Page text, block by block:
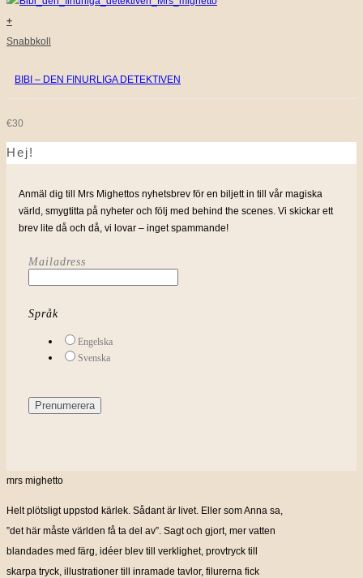
+
Snabbkoll
BIBI – DEN FINURLIGA DETEKTIVEN
€30
Hej!
Anmäl dig till Mrs Mighettos nyhetsbrev för en biljett in till vår magiska
värld, smygtitta på nyheter och följ med behind the scenes. Vi skickar ett
brev lite då och då, vi lovar – inget spammande!
Mailadress
Språk
Engelska
Svenska
mrs mighetto
Helt plötsligt uppstod kärlek. Sådant är livet. Eller som Anna sa,
”det här måste världen få ta del av”. Sagt och gjort, mer vatten
blandades med färg, idéer blev till verklighet, provtryck till
skarpa tryck, illustrationer till inramade tavlor, filurerna fick